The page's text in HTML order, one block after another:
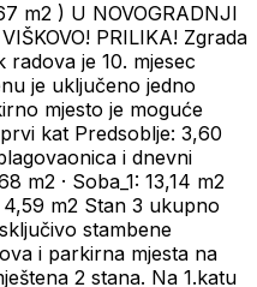
m2 ) U NOVOGRADNJI
PRILIKA! Zgrada
radova je 10. mjesec
je uključeno jedno
mjesto je moguće
kat Predsoblje: 3,60
i dnevni
m2 · Soba_1: 13,14 m2
m2 Stan 3 ukupno
stambene
i parkirna mjesta na
2 stana. Na 1.katu